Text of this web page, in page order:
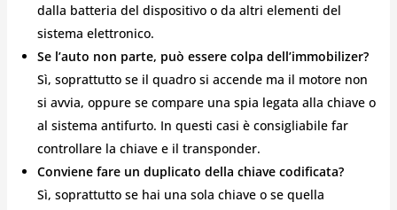
dalla batteria del dispositivo o da altri elementi del
sistema elettronico.
Se l’auto non parte, può essere colpa dell’immobilizer?
Sì, soprattutto se il quadro si accende ma il motore non
si avvia, oppure se compare una spia legata alla chiave o
al sistema antifurto. In questi casi è consigliabile far
controllare la chiave e il transponder.
Conviene fare un duplicato della chiave codificata?
Sì, soprattutto se hai una sola chiave o se quella